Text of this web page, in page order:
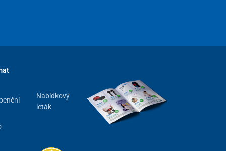
Nabídkový
leták